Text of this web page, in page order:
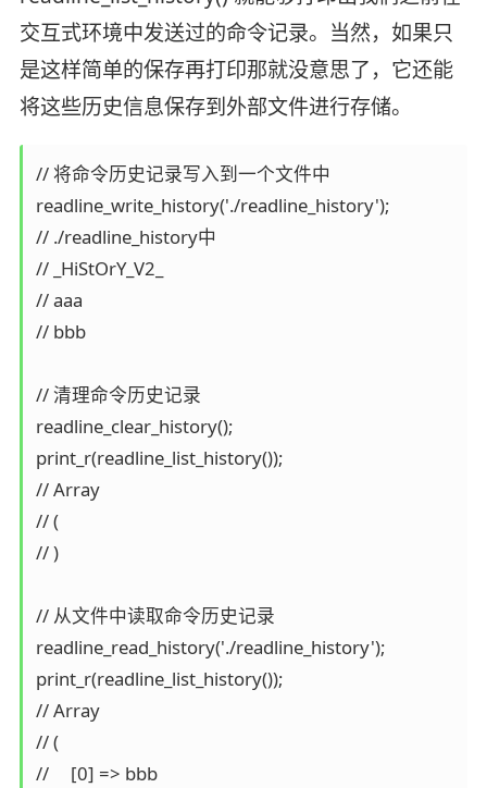
交互式环境中发送过的命令记录。当然，如果只
是这样简单的保存再打印那就没意思了，它还能
将这些历史信息保存到外部文件进行存储。
// 将命令历史记录写入到一个文件中
readline_write_history('./readline_history');
// ./readline_history中
// _HiStOrY_V2_
// aaa
// bbb
// 清理命令历史记录
readline_clear_history();
print_r(readline_list_history());
// Array
// (
// )
// 从文件中读取命令历史记录
readline_read_history('./readline_history');
print_r(readline_list_history());
// Array
// (
//     [0] => bbb